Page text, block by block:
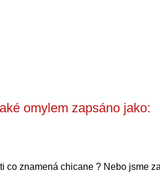
omylem zapsáno jako:
co znamená chicane ? Nebo jsme